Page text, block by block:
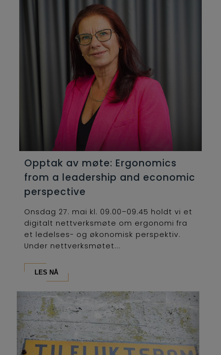
Opptak av møte: Ergonomics
from a leadership and economic
perspective
Onsdag 27. mai kl. 09.00–09.45 holdt vi et
digitalt nettverksmøte om ergonomi fra
et ledelses- og økonomisk perspektiv.
Under nettverksmøtet...
LES NÅ